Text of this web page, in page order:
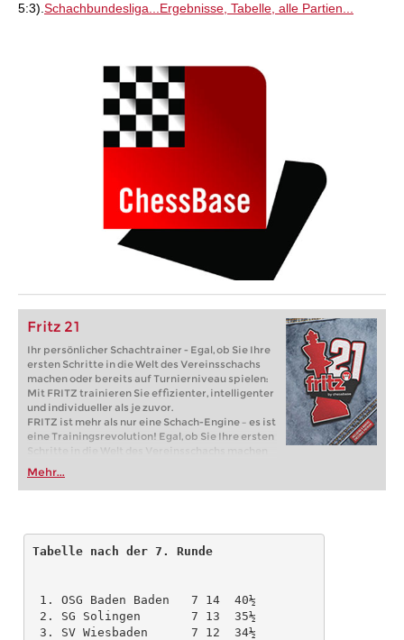
5:3). Schachbundesliga... Ergebnisse, Tabelle, alle Partien...
Fritz 21
Ihr persönlicher Schachtrainer - Egal, ob Sie Ihre
ersten Schritte in die Welt des Vereinsschachs
machen oder bereits auf Turnierniveau spielen:
Mit FRITZ trainieren Sie effizienter, intelligenter
und individueller als je zuvor.
FRITZ ist mehr als nur eine Schach-Engine – es ist
eine Trainingsrevolution! Egal, ob Sie Ihre ersten
Schritte in die Welt des Vereinsschachs machen
oder bereits auf Turnierniveau spielen: Mit
FRITZ trainieren Sie effizienter, intelligenter und
individueller als je zuvor.
Mehr...
Tabelle nach der 7. Runde